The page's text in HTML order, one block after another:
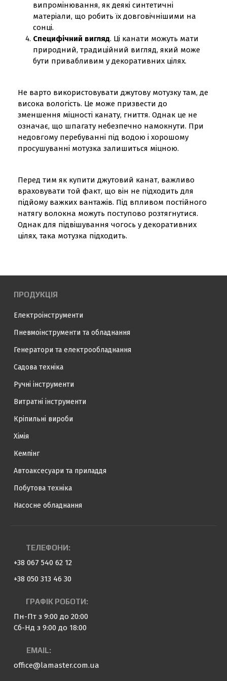
випромінювання, як деякі синтетичні
матеріали, що робить їх довговічнішими на
сонці.
Специфічний вигляд. Ці канати можуть мати
природний, традиційний вигляд, який може
бути привабливим у декоративних цілях.
Не варто використовувати джутову мотузку там, де
висока вологість. Це може призвести до
зменшення міцності канату, гниття. Однак це не
означає, що шпагату небезпечно намокнути. При
недовгому перебуванні під водою і хорошому
просушуванні мотузка залишиться міцною.
Перед тим як купити джутовий канат, важливо
враховувати той факт, що він не підходить для
підйому важких вантажів. Під впливом постійного
натягу волокна можуть поступово розтягнутися.
Однак для підвішування чогось у декоративних
цілях, така мотузка підходить.
ПРОДУКЦІЯ
Електроінструменти
Пневмоінструменти та обладнання
Генератори та електрообладнання
Садова техніка
Ручні інструменти
Витратні інструменти
Кріпильні вироби
Хімія
Кемпінг
Автоаксесуари та приладдя
Побутова техніка
Насосне обладнання
ТЕЛЕФОНИ:
+38 067 540 62 12
+38 050 313 46 30
ГРАФІК РОБОТИ:
Пн-Пт з 9:00 до 20:00
Сб-Нд з 9:00 до 18:00
EMAIL:
office@lamaster.com.ua